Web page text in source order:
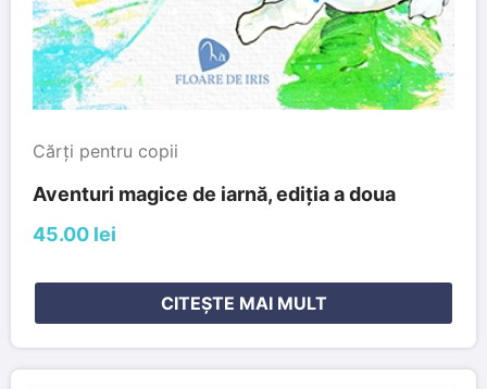
Cărți pentru copii
Aventuri magice de iarnă, ediția a doua
45.00 lei
CITEȘTE MAI MULT